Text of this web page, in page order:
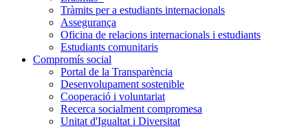
Tràmits per a estudiants internacionals
Assegurança
Oficina de relacions internacionals i estudiants
Estudiants comunitaris
Compromís social
Portal de la Transparència
Desenvolupament sostenible
Cooperació i voluntariat
Recerca socialment compromesa
Unitat d'Igualtat i Diversitat